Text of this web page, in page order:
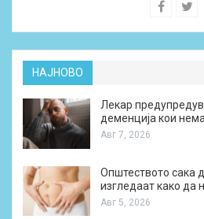
НАЈНОВО
Лекар
деменција кои
Авг 7, 2026
Општеството сака
изгледаат како да
Авг 5, 2026